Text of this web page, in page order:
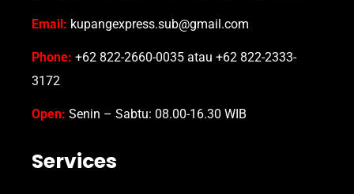
Email: kupangexpress.sub@gmail.com
Phone: +62 822-2660-0035 atau +62 822-2333-
3172
Open: Senin – Sabtu: 08.00-16.30 WIB
Services